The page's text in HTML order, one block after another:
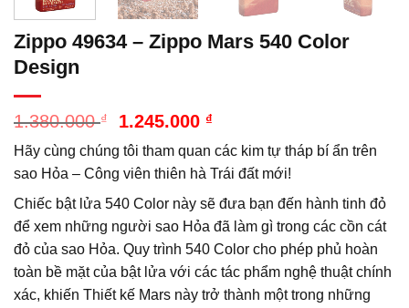
Zippo 49634 – Zippo Mars 540 Color
Design
1.380.000₫
Giá
là:
1.380.000 ₫.
1.245.000 ₫
tại
là:
1.245.000 ₫.
Hãy cùng chúng tôi tham quan các kim tự tháp bí ẩn trên
sao Hỏa – Công viên thiên hà Trái đất mới!
Chiếc bật lửa 540 Color này sẽ đưa bạn đến hành tinh đỏ
để xem những người sao Hỏa đã làm gì trong các cồn cát
đỏ của sao Hỏa. Quy trình 540 Color cho phép phủ hoàn
toàn bề mặt của bật lửa với các tác phẩm nghệ thuật chính
xác, khiến Thiết kế Mars này trở thành một trong những